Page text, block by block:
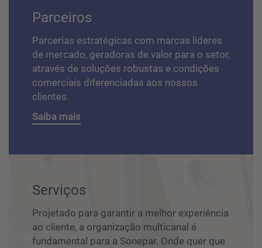
Parceiros
Parcerias estratégicas com marcas líderes
de mercado, geradoras de valor para o setor,
através de soluções robustas e condições
comerciais diferenciadas aos nossos
clientes.
Saiba mais
Serviços
Projetado para garantir a melhor experiência
ao cliente, a organização multicanal é
fundamental para a Sonepar. Onde quer que